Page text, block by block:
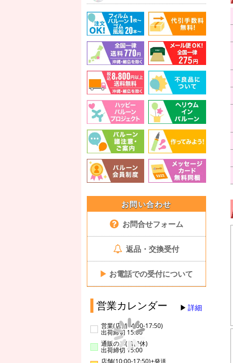
お問い合わせ
お問合せフォーム
返品・交換受付
▶ お電話での受付について
営業カレンダー 詳細
営業(店舗14:00-17:50)
出荷締切 15:00
通販のみ(店舗休)
出荷締切 15:00